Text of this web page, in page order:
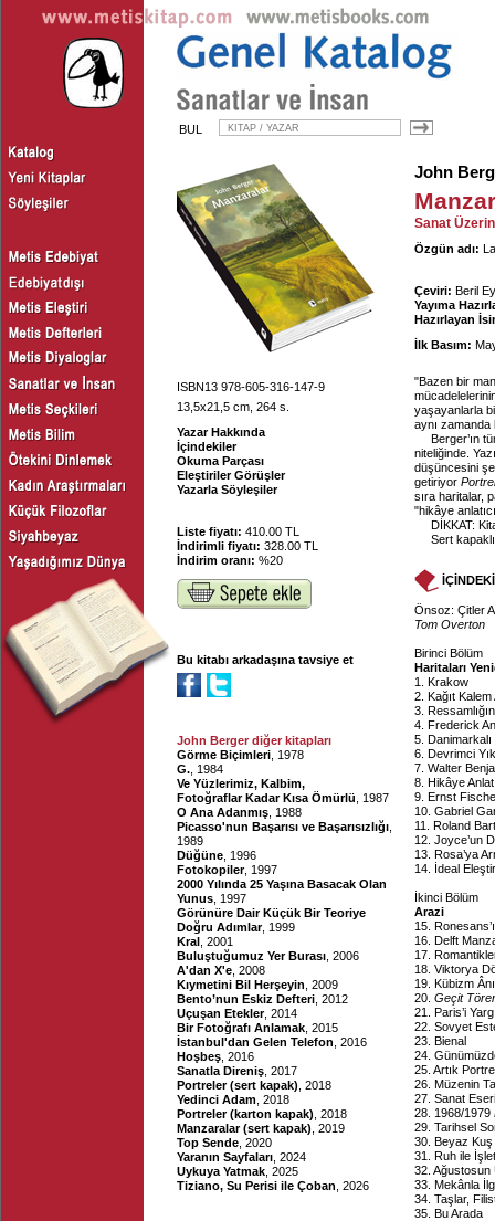
BUL
ISBN13 978-605-316-147-9
13,5x21,5 cm, 264 s.
Yazar Hakkında
İçindekiler
Okuma Parçası
Eleştiriler Görüşler
Yazarla Söyleşiler
Liste fiyatı: 410.00 TL
İndirimli fiyatı: 328.00 TL
İndirim oranı: %20
Bu kitabı arkadaşına tavsiye et
John Berger diğer kitapları
Görme Biçimleri , 1978
G. , 1984
Ve Yüzlerimiz, Kalbim,
Fotoğraflar Kadar Kısa Ömürlü , 1987
O Ana Adanmış , 1988
Picasso'nun Başarısı ve Başarısızlığı
1989
Düğüne , 1996
Fotokopiler, 1997
2000 Yılında 25 Yaşına Basacak Olan
Yunus , 1997
Görünüre Dair Küçük Bir Teoriye
Doğru Adımlar, 1999
Kral , 2001
Buluştuğumuz Yer Burası , 2006
A'dan X'e , 2008
Kıymetini Bil Herşeyin , 2009
Bento’nun Eskiz Defteri , 2012
Uçuşan Etekler, 2014
Bir Fotoğrafı Anlamak , 2015
İstanbul'dan Gelen Telefon , 2016
Hoşbeş , 2016
Sanatla Direniş , 2017
Portreler (sert kapak) , 2018
Yedinci Adam , 2018
Portreler (karton kapak) , 2018
Manzaralar (sert kapak) , 2019
Top Sende , 2020
Yaranın Sayfaları , 2024
Uykuya Yatmak , 2025
Tiziano, Su Perisi ile Çoban , 2026
John
Sanat
Özgün adı:
Çeviri: Beril
Yayıma
Hazırlayan
İlk Basım:
"Bazen bir
yaşayanlarla
aynı
Berger’ın
niteliğinde.
düşüncesini
getiriyor
sıra haritalar,
"hikâye
DİKKAT:
Sert
Önsoz: Çitler
Tom Overton
Birinci Bölüm
Haritaları
1. Krakow
2. Kağıt Kalem
3.
4. Frederick
5.
6. Devrimci
7. Walter
8. Hikâye
9. Ernst
10. Gabriel
11. Roland
12. Joyce’un
13. Rosa’ya
14. İdeal
İkinci Bölüm
Arazi
15.
16. Delft
17.
18. Viktorya
19. Kübizm Ânı
20. Geçit
21. Paris’i
22. Sovyet
23. Bienal
24.
25. Artık
26. Müzenin
27. Sanat Eseri
28. 1968/1979
29. Tarihsel
30. Beyaz Kuş
31. Ruh ile
32. Ağustosun
33. Mekânla
34. Taşlar,
35. Bu Arada